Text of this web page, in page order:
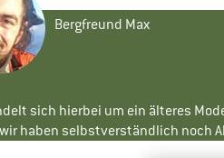
Bergfreund Max
sich hierbei um ein älteres
haben selbstverständlich noch